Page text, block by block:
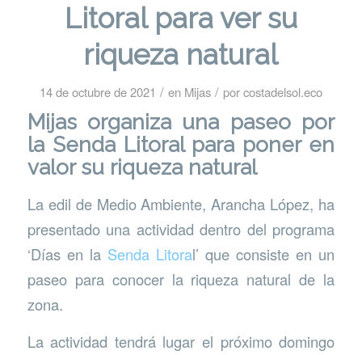
Litoral para ver su
riqueza natural
14 de octubre de 2021 / en Mijas / porcostadelsol.eco
Mijas organiza una paseo por
la Senda Litoral para poner en
valor su riqueza natural
La edil de Medio Ambiente, Arancha López, ha
presentado una actividad dentro del programa
‘Días en la Senda Litoral’ que consiste en un
paseo para conocer la riqueza natural de la
zona.
La actividad tendrá lugar el próximo domingo